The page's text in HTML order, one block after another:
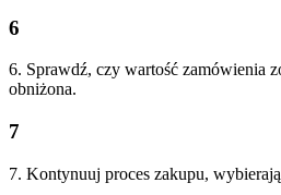
6
6. Sprawdź, czy wartość zamówienia
obniżona.
7
7. Kontynuuj proces zakupu,